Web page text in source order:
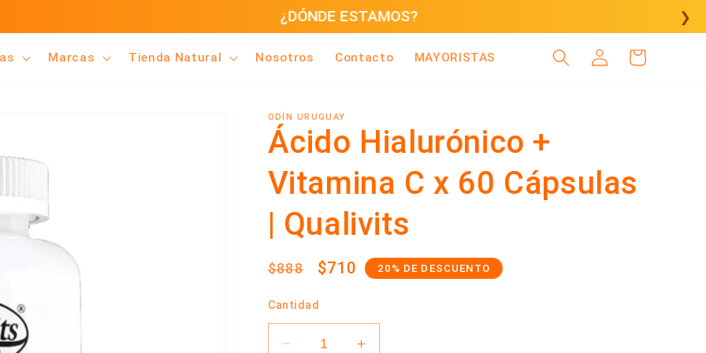
❯
Marcas Tienda Natural Nosotros Contacto MAYORISTAS
Iniciar
sesión
Carrito
ODÍN URUGUAY
Ácido Hialurónico +
Vitamina C x 60 Cápsulas
| Qualivits
Precio
$888
Precio
oferta
$710 20% DE DESCUENTO
Cantidad